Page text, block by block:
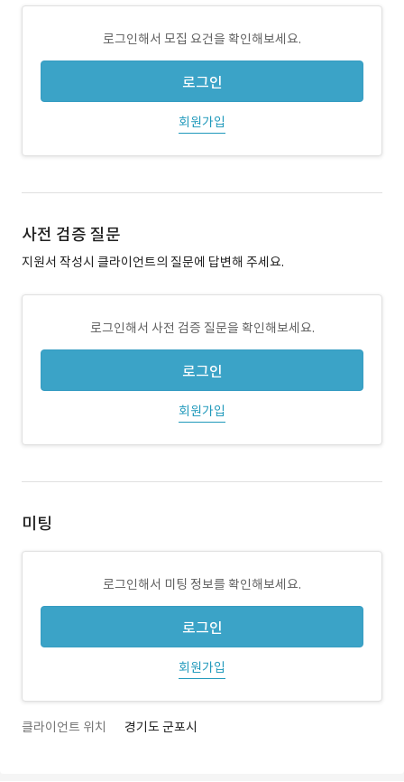
로그인해서 모집 요건을 확인해보세요.
로그인
회원가입
사전 검증 질문
지원서 작성시 클라이언트의 질문에 답변해 주세요.
로그인해서 사전 검증 질문을 확인해보세요.
로그인
회원가입
미팅
로그인해서 미팅 정보를 확인해보세요.
로그인
회원가입
클라이언트 위치 경기도 군포시